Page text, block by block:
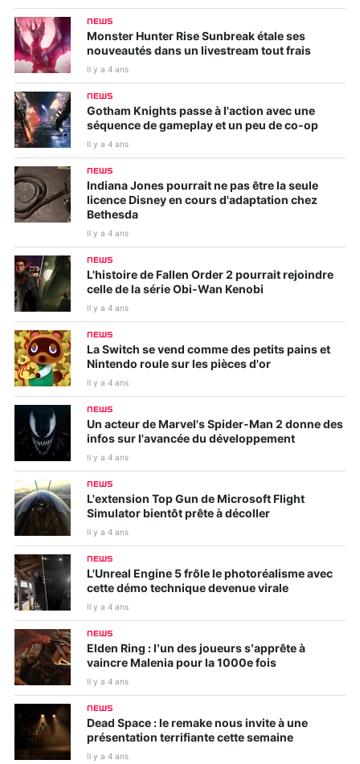
NEWS
Monster Hunter Rise Sunbreak étale ses
nouveautés dans un livestream tout frais
Il y a 4 ans
NEWS
Gotham Knights passe à l'action avec une
séquence de gameplay et un peu de co-op
Il y a 4 ans
NEWS
Indiana Jones pourrait ne pas être la seule
licence Disney en cours d'adaptation chez
Bethesda
Il y a 4 ans
NEWS
L'histoire de Fallen Order 2 pourrait rejoindre
celle de la série Obi-Wan Kenobi
Il y a 4 ans
NEWS
La Switch se vend comme des petits pains et
Nintendo roule sur les pièces d'or
Il y a 4 ans
NEWS
Un acteur de Marvel's Spider-Man 2 donne des
infos sur l'avancée du développement
Il y a 4 ans
NEWS
L'extension Top Gun de Microsoft Flight
Simulator bientôt prête à décoller
Il y a 4 ans
NEWS
L'Unreal Engine 5 frôle le photoréalisme avec
cette démo technique devenue virale
Il y a 4 ans
NEWS
Elden Ring : l’un des joueurs s’apprête à
vaincre Malenia pour la 1000e fois
Il y a 4 ans
NEWS
Dead Space : le remake nous invite à une
présentation terrifiante cette semaine
Il y a 4 ans